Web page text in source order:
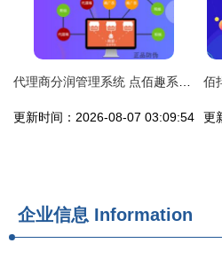
更新时间：2026-08-07 03:09:54 更
企业信息 Information